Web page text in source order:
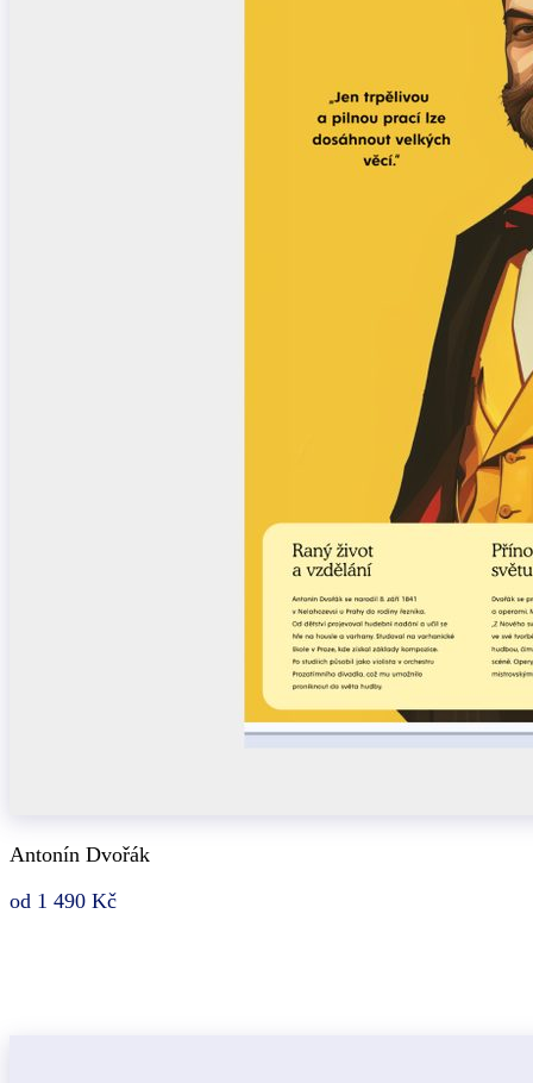
Antonín Dvořák
od 1 490 Kč